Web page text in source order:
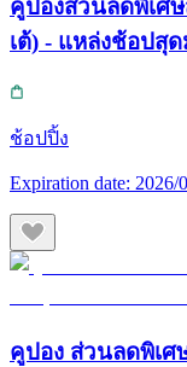
คูปองส่วนลดพิเศ
เต้) - แหล่งช้อปสุ
ช้อปปิ้ง
Expiration date: 2026/
คูปอง ส่วนลดพิเศ